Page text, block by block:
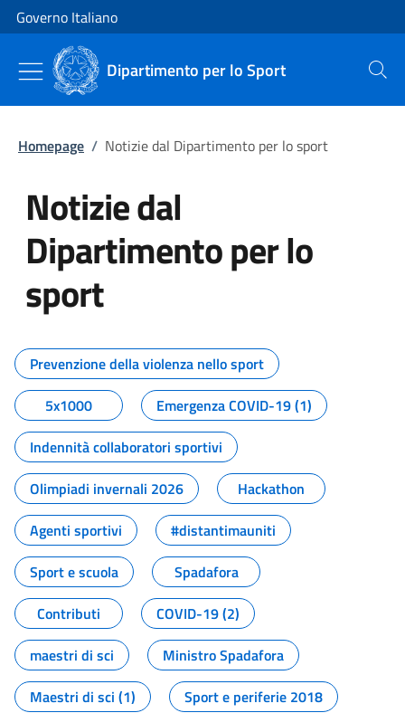
Vai al contenuto
Vai alla navigazione del sito
Governo Italiano
Dipartimento per lo Sport Cerca
Homepage / Notizie dal Dipartimento per lo sport
Notizie dal
Dipartimento per lo
sport
Tutti i contenuti della pagina
Prevenzione della violenza nello sport
5x1000
Emergenza COVID-19 (1)
Indennità collaboratori sportivi
Olimpiadi invernali 2026
Hackathon
Agenti sportivi
#distantimauniti
Sport e scuola
Spadafora
Contributi
COVID-19 (2)
maestri di sci
Ministro Spadafora
Maestri di sci (1)
Sport e periferie 2018